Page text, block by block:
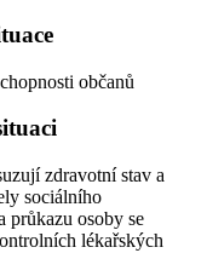
občanů
zdravotní stav a
sociálního
průkazu osoby se
lékařských